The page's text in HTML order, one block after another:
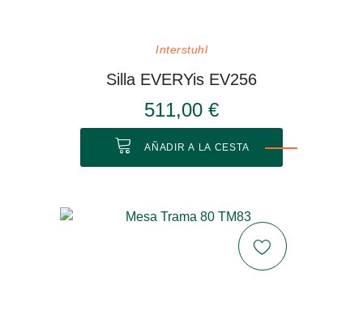
Interstuhl
Silla EVERYis EV256
511,00 €
AÑADIR A LA CESTA